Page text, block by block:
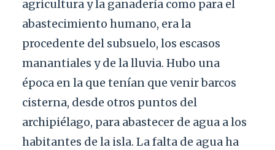
agricultura y la ganadería como para el
abastecimiento humano, era la
procedente del subsuelo, los escasos
manantiales y de la lluvia. Hubo una
época en la que tenían que venir barcos
cisterna, desde otros puntos del
archipiélago, para abastecer de agua a los
habitantes de la isla. La falta de agua ha